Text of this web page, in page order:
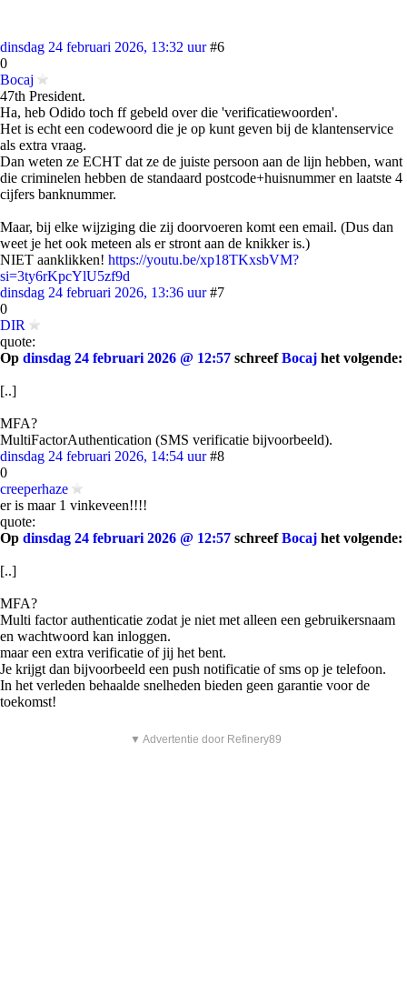
dinsdag 24 februari 2026, 13:32 uur #6
0
Bocaj
47th President.
Ha, heb Odido toch ff gebeld over die 'verificatiewoorden'.
Het is echt een codewoord die je op kunt geven bij de klantenservice
als extra vraag.
Dan weten ze ECHT dat ze de juiste persoon aan de lijn hebben, want
die criminelen hebben de standaard postcode+huisnummer en laatste 4
cijfers banknummer.
Maar, bij elke wijziging die zij doorvoeren komt een email. (Dus dan
weet je het ook meteen als er stront aan de knikker is.)
NIET aanklikken! https://youtu.be/xp18TKxsbVM?
si=3ty6rKpcYlU5zf9d
dinsdag 24 februari 2026, 13:36 uur #7
0
DIR
quote:
Op dinsdag 24 februari 2026 @ 12:57 schreefBocaj het volgende:
[..]
MFA?
MultiFactorAuthentication (SMS verificatie bijvoorbeeld).
dinsdag 24 februari 2026, 14:54 uur #8
0
creeperhaze
er is maar 1 vinkeveen!!!!
quote:
Op dinsdag 24 februari 2026 @ 12:57 schreefBocaj het volgende:
[..]
MFA?
Multi factor authenticatie zodat je niet met alleen een gebruikersnaam
en wachtwoord kan inloggen.
maar een extra verificatie of jij het bent.
Je krijgt dan bijvoorbeeld een push notificatie of sms op je telefoon.
In het verleden behaalde snelheden bieden geen garantie voor de
toekomst!
▼ Advertentie door Refinery89